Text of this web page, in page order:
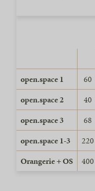
open.space 1
60
open.space 2
40
open.space 3
68
open.space 1-3
220
Orangerie + OS
400